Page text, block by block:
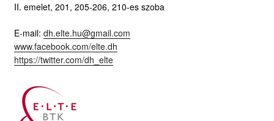
II. emelet, 201, 205-206, 210-es szoba
E-mail: dh.elte.hu@gmail.com
www.facebook.com/elte.dh
https://twitter.com/dh_elte